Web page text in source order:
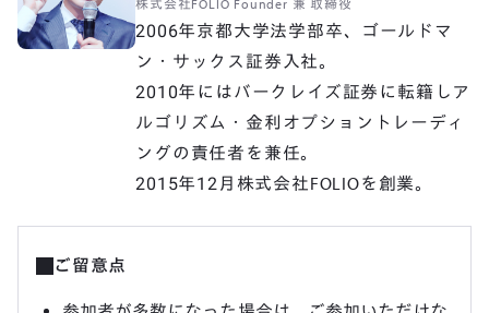
株式会社FOLIO Founder 兼 取締役
2006年京都大学法学部卒、ゴールドマ
ン・サックス証券入社。
2010年にはバークレイズ証券に転籍しア
ルゴリズム・金利オプショントレーディ
ングの責任者を兼任。
2015年12月株式会社FOLIOを創業。
ご留意点